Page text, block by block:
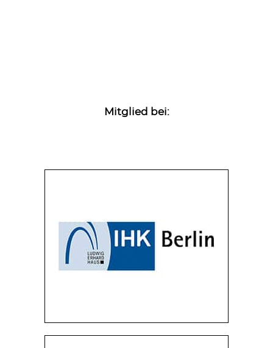
Mitglied bei: